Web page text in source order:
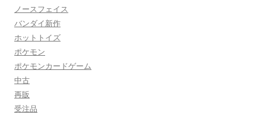
ノースフェイス
バンダイ新作
ホットトイズ
ポケモン
ポケモンカードゲーム
中古
再販
受注品